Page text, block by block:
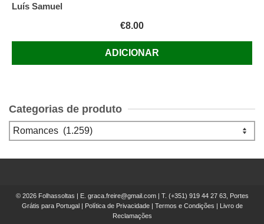
Luís Samuel
€8.00
ADICIONAR
Categorias de produto
© 2026 Folhassoltas | E. graca.freire@gmail.com| T. (+351) 919 44 27 63, Portes
Grátis para Portugal | Política de Privacidade| Termos e Condições | Livro de
Reclamações